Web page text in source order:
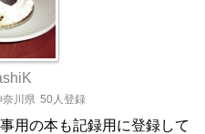
奈川県 50人登録
用の本も記録用に登録して